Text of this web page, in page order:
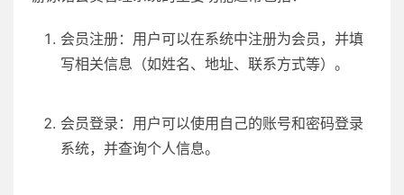
会员注册：用户可以在系统中注册为会员，并填
写相关信息（如姓名、地址、联系方式等）。
会员登录：用户可以使用自己的账号和密码登录
系统，并查询个人信息。